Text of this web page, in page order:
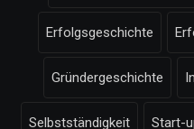
Erfolgsgeschichte
Gründergeschichte
Selbstständigkeit Start-